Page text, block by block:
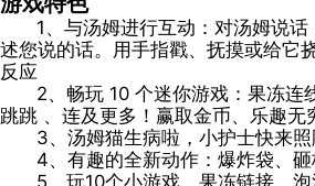
1、与汤姆进行互动：对汤姆说
述您说的话。用手指戳、抚摸或给它
反应
2、畅玩 10 个迷你游戏：果冻连
跳跳 、连及更多！赢取金币、乐趣无
3、汤姆猫生病啦，小护士快来照
4、有趣的全新动作：爆炸袋、